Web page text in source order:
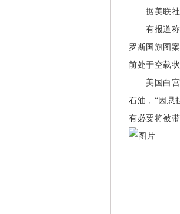
据美联社报
有报道称，
罗斯国旗图
前处于空载状
美国白宫新
石油，“因悬
有必要将被